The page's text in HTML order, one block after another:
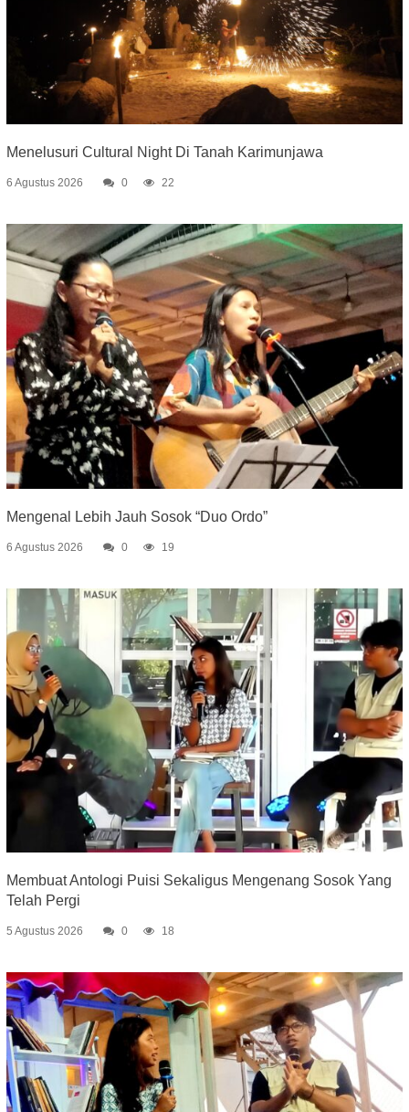
Menelusuri Cultural Night Di Tanah Karimunjawa
6 Agustus 2026 0 22
Mengenal Lebih Jauh Sosok “Duo Ordo”
6 Agustus 2026 0 19
Membuat Antologi Puisi Sekaligus Mengenang Sosok Yang
Telah Pergi
5 Agustus 2026 0 18